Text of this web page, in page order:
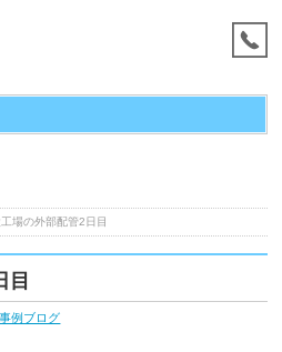
場の外部配管2日目
目
例ブログ